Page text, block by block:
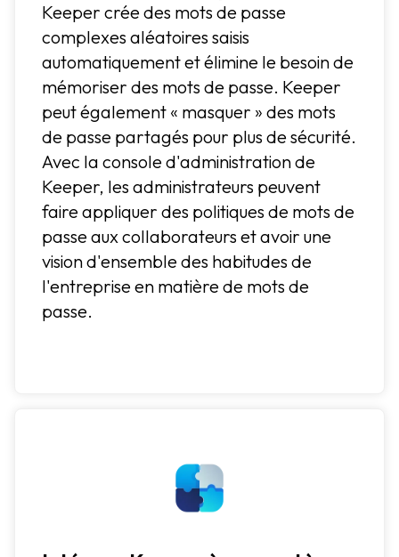
Keeper crée des mots de passe
complexes aléatoires saisis
automatiquement et élimine le besoin de
mémoriser des mots de passe. Keeper
peut également « masquer » des mots
de passe partagés pour plus de sécurité.
Avec la console d'administration de
Keeper, les administrateurs peuvent
faire appliquer des politiques de mots de
passe aux collaborateurs et avoir une
vision d'ensemble des habitudes de
l'entreprise en matière de mots de
passe.